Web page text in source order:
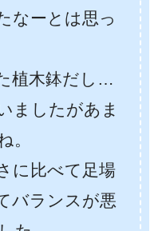
なーとは思っ
植木鉢だし…
ましたがあま
。
に比べて足場
バランスが悪